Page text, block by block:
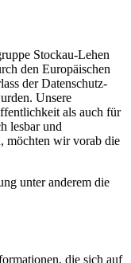
Stockau-Lehen
den Europäischen
der Datenschutz-
Unsere
als auch für
lesbar und
möchten wir vorab die
unter anderem die
die sich auf